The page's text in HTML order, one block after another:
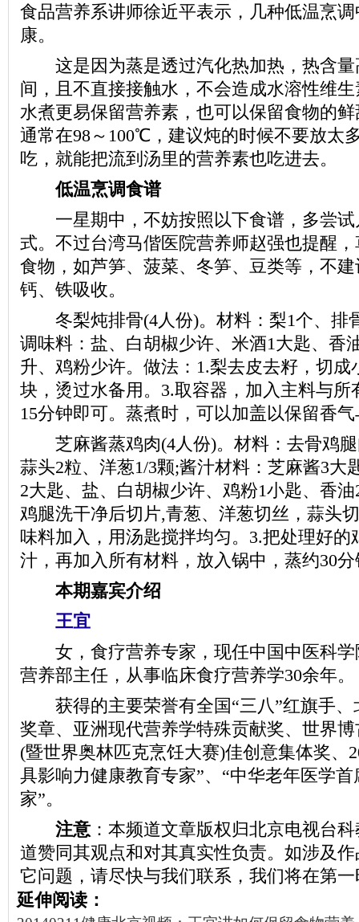
食品营养系讲师徐近平表示，几种低温烹
康。
这是因为蒸是透过汽化热加热，热含量
间，且不直接接触水，不会造成水溶性维
水煮更易保留营养素，也可以保留食物的
通常在98～100℃，建议炖的时候不要放太
吃，就能把流到汤里的营养素也吃进去。
低温烹调食谱
一星期中，不妨按照以下食谱，多尝试
式。不过台湾马偕医院营养师赵强也提醒
食物，如芦笋、菠菜、冬笋、豆类等，不
钙、铁吸收。
冬梨炖排骨(4人份)。材料：梨1个、排
调味料：盐、白胡椒少许、米酒1大匙、香
升、鸡粉少许。做法：1.梨去皮去籽，切成
块，烫过水备用。3.取容器，加入主料与所
15分钟即可。蒸煮时，可以加盖以保留香
芝麻酱蒸鸡肉(4人份)。材料：去骨鸡腿
蒜头2粒、洋葱1/3颗;酱汁材料：芝麻酱3大
2大匙、盐、白胡椒少许、鸡粉1小匙、香
鸡腿洗干净后切片,青葱、洋葱切丝，蒜头
味料加入，用汤匙搅拌均匀。3.把处理好的
汁，再加入所有材料，放入锅中，蒸约30
本期嘉宾介绍
王宜
女，食疗营养专家，现任中国中医科学
营养部主任，从事临床食疗营养学30余年。
获得的主要荣誉有全国“三八”红旗手、
奖章、亚洲现代营养学特殊贡献奖、世界
(暨世界奥林匹克烹饪大赛)佳创意集体奖、
具影响力健康教育专家”、“中华老年医学
家”。
注意 ：本频道文章版权归北京电视台
道赞同其观点和对其真实性负责。如涉及
它问题，请尽快与我们联系，我们将在第
延伸阅读：